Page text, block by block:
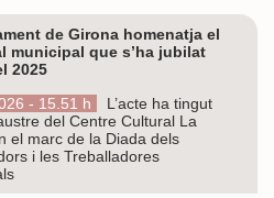
de Girona homenatja el
municipal que s’ha jubilat
2025
- 15.51 h
L’acte ha tingut
del Centre Cultural La
el marc de la Diada dels
i les Treballadores